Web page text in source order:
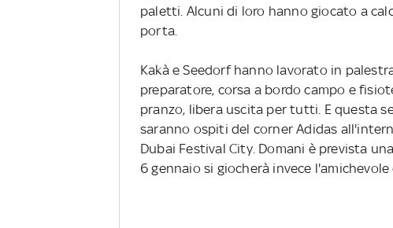
paletti. Alcuni di loro hanno giocato a
porta.
Kakà e Seedorf hanno lavorato in
preparatore, corsa a bordo campo e
pranzo, libera uscita per tutti. E questa
saranno ospiti del corner Adidas
Dubai Festival City. Domani è prevista
6 gennaio si giocherà invece